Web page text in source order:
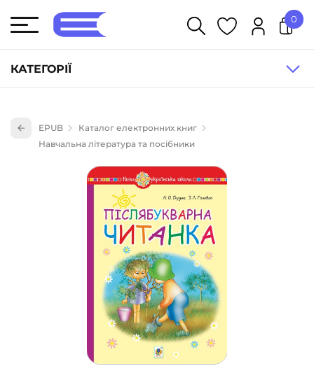
КАТЕГОРІЇ
Книги для дітей (836)
Науково-популярна література (1015)
Навчальна література та посібники (527)
Енциклопедії, довідники, словники (55)
Подарункові сертифікати (1)
0
EPUB
Каталог електронних книг
Навчальна література та посібники